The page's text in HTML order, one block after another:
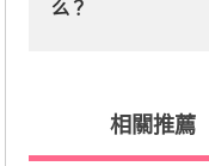
么？
相關推薦